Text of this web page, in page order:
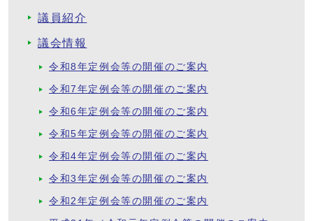
議員紹介
議会情報
令和8年定例会等の開催のご案内
令和7年定例会等の開催のご案内
令和6年定例会等の開催のご案内
令和5年定例会等の開催のご案内
令和4年定例会等の開催のご案内
令和3年定例会等の開催のご案内
令和2年定例会等の開催のご案内